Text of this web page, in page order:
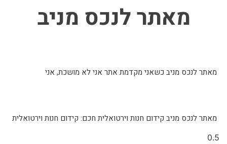
מאתר לנכס מניב
מאתר לנכס מניב כשאני מקדמת אתר אני לא מושכת, אני
מאתר לנכס מניב קידום חנות וירטואלית חכם: קידום חנות וירטואלית